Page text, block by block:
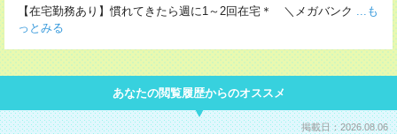
【在宅勤務あり】慣れてきたら週に1～2回在宅＊ ＼メガバンク ...も
っとみる
あなたの閲覧履歴からのオススメ
掲載日：2026.08.06